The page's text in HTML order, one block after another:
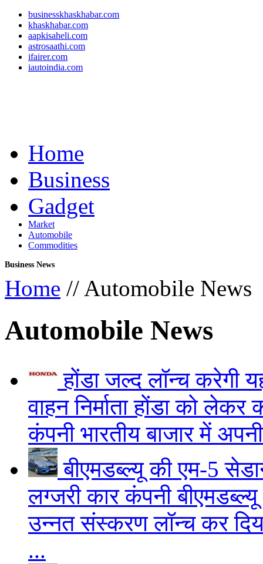
businesskhaskhabar.com
khaskhabar.com
aapkisaheli.com
astrosaathi.com
ifairer.com
iautoindia.com
Home
Business
Gadget
Market
Automobile
Commodities
Business News
Home // Automobile News
Automobile News
होंडा जल्द लॉन्च करेगी
वाहन निर्माता होंडा को
कंपनी भारतीय बाजार में
बीएमडब्ल्यू की एम-5
लग्जरी कार कंपनी
उन्नत संस्करण लॉन्च कर
...